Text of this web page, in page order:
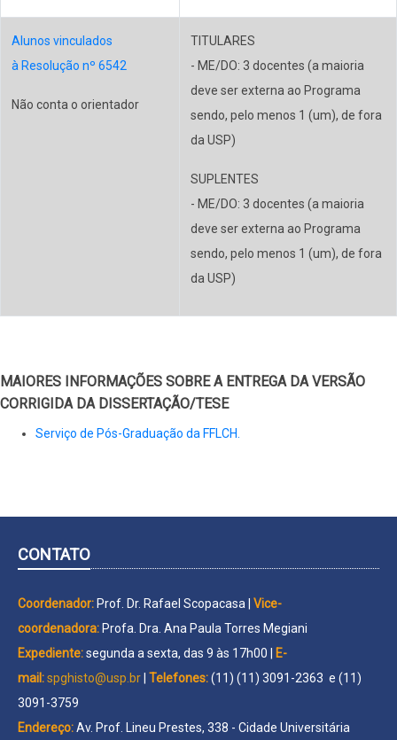
Alunos vinculados
à Resolução nº 6542
Não conta o orientador
TITULARES
- ME/DO: 3 docentes (a maioria
deve ser externa ao Programa
sendo, pelo menos 1 (um), de fora
da USP)
SUPLENTES
- ME/DO: 3 docentes (a maioria
deve ser externa ao Programa
sendo, pelo menos 1 (um), de fora
da USP)
MAIORES INFORMAÇÕES SOBRE A ENTREGA DA VERSÃO
CORRIGIDA DA DISSERTAÇÃO/TESE
Serviço de Pós-Graduação da FFLCH.
CONTATO
Coordenador:Prof. Dr. Rafael Scopacasa | Vice-
coordenadora:Profa. Dra. Ana Paula Torres Megiani
Expediente:segunda a sexta, das 9 às 17h00 | E-
mail:spghisto@usp.br| Telefones:(11) (11) 3091-2363 e (11)
3091-3759
Endereço:Av. Prof. Lineu Prestes, 338 - Cidade Universitária